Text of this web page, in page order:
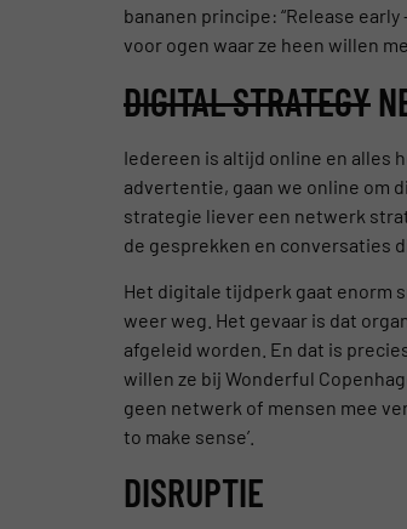
bananen principe: “Release
voor ogen waar ze heen willen
DIGITAL STRATEGY
Iedereen is altijd online en alles
advertentie, gaan we online om
strategie liever een netwerk
de gesprekken en conversaties
Het digitale tijdperk gaat enorm
weer weg. Het gevaar is dat
afgeleid worden. En dat is
willen ze bij Wonderful
geen netwerk of mensen mee
to make sense’.
DISRUPTIE